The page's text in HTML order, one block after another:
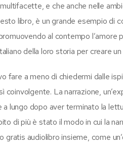
e che anche nelle
libro, è un grande esempio di
al contempo l’amore
della loro storia per creare
fare a meno di chiedermi dalle
La narrazione,
a lungo dopo aver terminato la
di più è stato il modo in cui la
audiolibro insieme, come